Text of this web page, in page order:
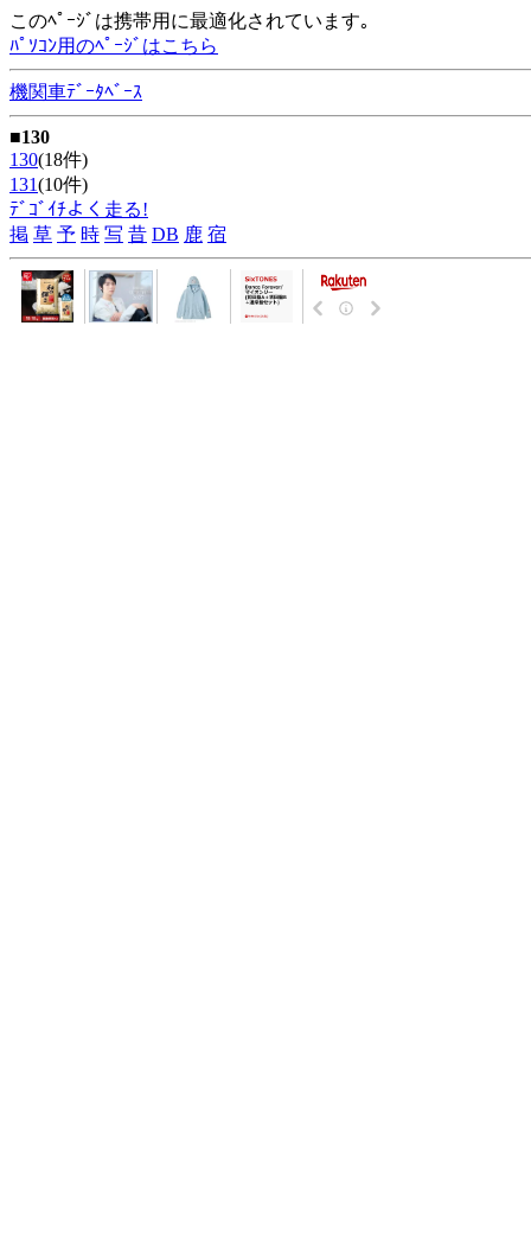
このﾍﾟｰｼﾞは携帯用に最適化されています｡
ﾊﾟｿｺﾝ用のﾍﾟｰｼﾞはこちら
機関車ﾃﾞｰﾀﾍﾞｰｽ
■130
130(18件)
131(10件)
ﾃﾞｺﾞｲﾁよく走る!
掲 草 予 時 写 昔 DB 鹿 宿